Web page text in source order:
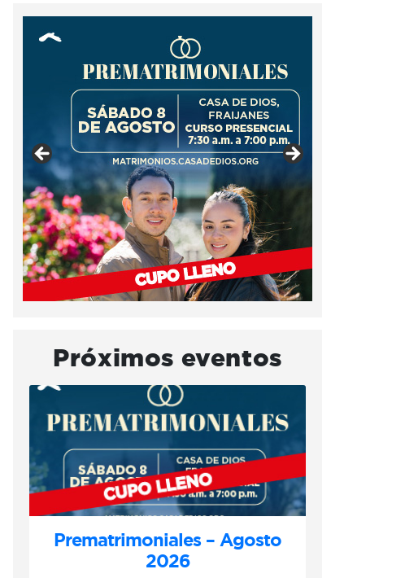
Próximos eventos
Prematrimoniales – Agosto
2026